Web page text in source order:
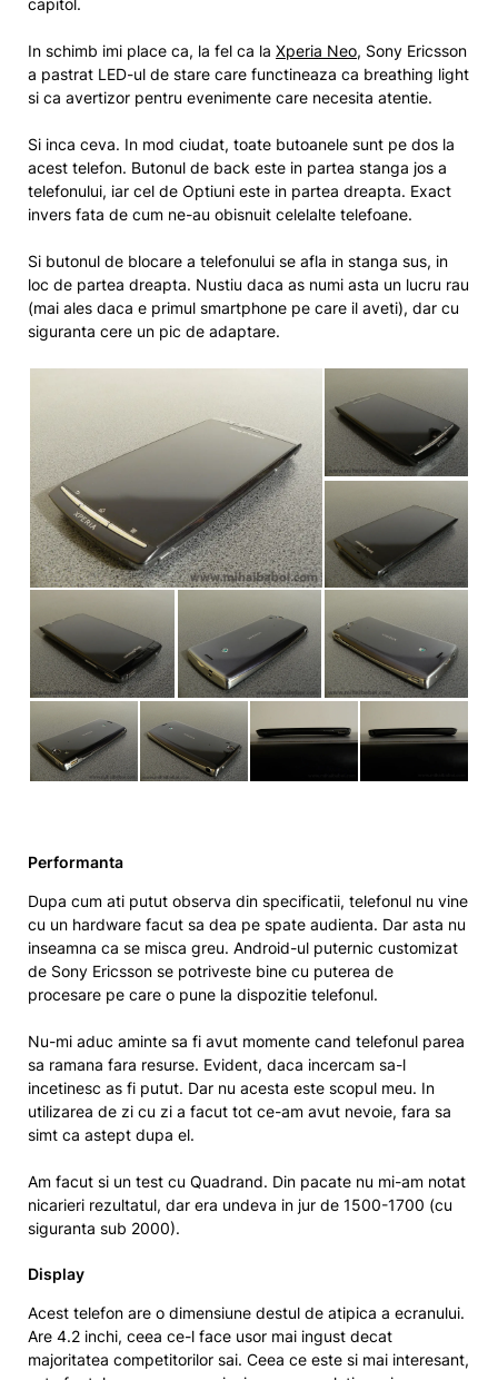
capitol.
In schimb imi place ca, la fel ca la Xperia Neo, Sony Ericsson
a pastrat LED-ul de stare care functineaza ca breathing light
si ca avertizor pentru evenimente care necesita atentie.
Si inca ceva. In mod ciudat, toate butoanele sunt pe dos la
acest telefon. Butonul de back este in partea stanga jos a
telefonului, iar cel de Optiuni este in partea dreapta. Exact
invers fata de cum ne-au obisnuit celelalte telefoane.
Si butonul de blocare a telefonului se afla in stanga sus, in
loc de partea dreapta. Nustiu daca as numi asta un lucru rau
(mai ales daca e primul smartphone pe care il aveti), dar cu
siguranta cere un pic de adaptare.
Performanta
Dupa cum ati putut observa din specificatii, telefonul nu vine
cu un hardware facut sa dea pe spate audienta. Dar asta nu
inseamna ca se misca greu. Android-ul puternic customizat
de Sony Ericsson se potriveste bine cu puterea de
procesare pe care o pune la dispozitie telefonul.
Nu-mi aduc aminte sa fi avut momente cand telefonul parea
sa ramana fara resurse. Evident, daca incercam sa-l
incetinesc as fi putut. Dar nu acesta este scopul meu. In
utilizarea de zi cu zi a facut tot ce-am avut nevoie, fara sa
simt ca astept dupa el.
Am facut si un test cu Quadrand. Din pacate nu mi-am notat
nicarieri rezultatul, dar era undeva in jur de 1500-1700 (cu
siguranta sub 2000).
Display
Acest telefon are o dimensiune destul de atipica a ecranului.
Are 4.2 inchi, ceea ce-l face usor mai ingust decat
majoritatea competitorilor sai. Ceea ce este si mai interesant,